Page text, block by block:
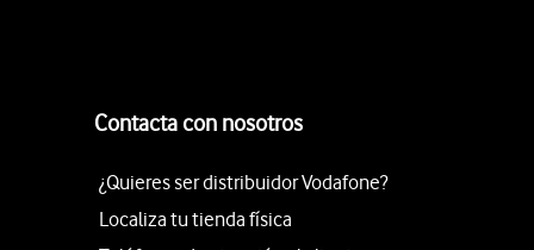
Contacta con nosotros
¿Quieres ser distribuidor Vodafone?
Localiza tu tienda física